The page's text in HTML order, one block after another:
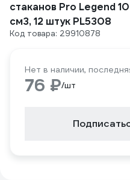
стаканов Pro Legend
см3, 12 штук PL5308
Код товара: 29910878
Нет в наличии,
76 ₽/шт